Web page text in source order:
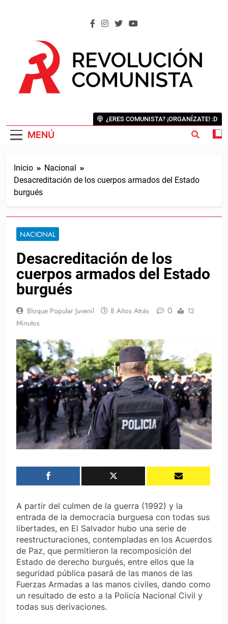
MENÚ
¿ERES COMUNISTA? ¡ORGANÍZATE! :D
Inicio
Nacional
Desacreditación de los cuerpos armados del Estado
burgués
NACIONAL
Desacreditación de los
cuerpos armados del Estado
burgués
Bloque Popular Juvenil 8 Años Atrás 0
12
Minutos
A partir del culmen de la guerra (1992) y la
entrada de la democracia burguesa con todas sus
libertades, en El Salvador hubo una serie de
reestructuraciones, contempladas en los Acuerdos
de Paz, que permitieron la recomposición del
Estado de derecho burgués, entre ellos que la
seguridad pública pasará de las manos de las
Fuerzas Armadas a las manos civiles, dando como
un resultado de esto a la Policía Nacional Civil y
todas sus derivaciones.